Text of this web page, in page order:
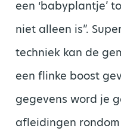
een ‘babyplantje’
niet alleen is”.
techniek kan de
een flinke boost
gegevens word je
afleidingen